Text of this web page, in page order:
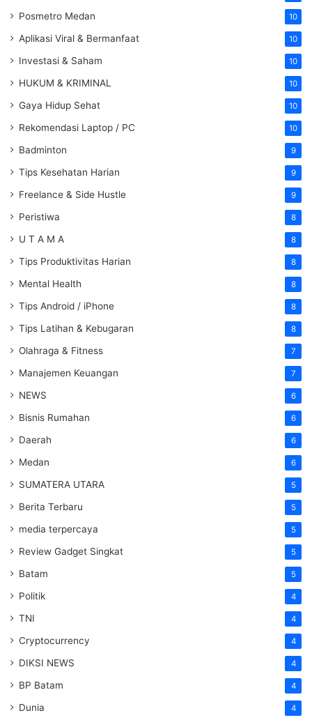
Posmetro Medan 10
Aplikasi Viral & Bermanfaat 10
Investasi & Saham 10
HUKUM & KRIMINAL 10
Gaya Hidup Sehat 10
Rekomendasi Laptop / PC 10
Badminton 9
Tips Kesehatan Harian 9
Freelance & Side Hustle 9
Peristiwa 8
U T A M A 8
Tips Produktivitas Harian 8
Mental Health 8
Tips Android / iPhone 8
Tips Latihan & Kebugaran 8
Olahraga & Fitness 7
Manajemen Keuangan 7
NEWS 6
Bisnis Rumahan 6
Daerah 6
Medan 6
SUMATERA UTARA 5
Berita Terbaru 5
media terpercaya 5
Review Gadget Singkat 5
Batam 5
Politik 4
TNI 4
Cryptocurrency 4
DIKSI NEWS 4
BP Batam 4
Dunia 4